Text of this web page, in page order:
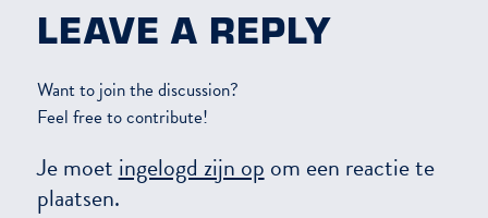
LEAVE A REPLY
Want to join the discussion?
Feel free to contribute!
Je moet ingelogd zijn op om een reactie te
plaatsen.